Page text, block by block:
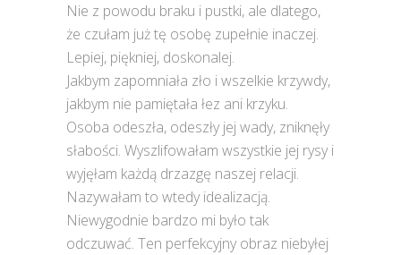
Nie z powodu braku i pustki, ale dlatego,
że czułam już tę osobę zupełnie inaczej.
Lepiej, piękniej, doskonalej.
Jakbym zapomniała zło i wszelkie krzywdy,
jakbym nie pamiętała łez ani krzyku.
Osoba odeszła, odeszły jej wady, zniknęły
słabości. Wyszlifowałam wszystkie jej rysy i
wyjęłam każdą drzazgę naszej relacji.
Nazywałam to wtedy idealizacją.
Niewygodnie bardzo mi było tak
odczuwać. Ten perfekcyjny obraz niebyłej